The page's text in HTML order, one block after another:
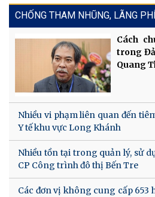
CHỐNG THAM NHŨNG, LÃNG PHÍ
Cách
trong
Quang
Nhiều vi phạm liên quan đến
Y tế khu vực Long Khánh
Nhiều tồn tại trong quản lý, sử
CP Công trình đô thị Bến Tre
Các đơn vị không cung cấp 653